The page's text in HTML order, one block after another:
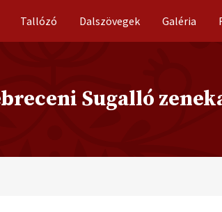
Tallózó Dalszövegek Galéria
Sugalló